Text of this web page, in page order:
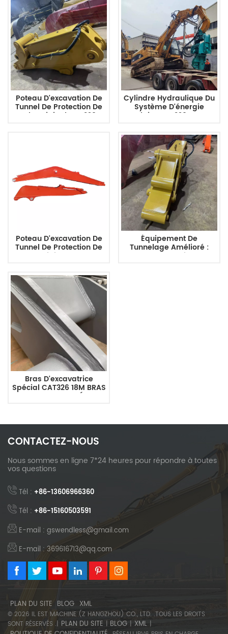
Poteau D'excavation De
Tunnel De Protection De
Style Original CAT320D
Cylindre Hydraulique Du
Système D'énergie
Solaire CAT320, Bras
Empilage
Poteau D'excavation De
Tunnel De Protection De
Style Original ZX240-3
Équipement De
Tunnelage Amélioré :
Bras D'excavatrice OEM
Bras D'excavatrice
Spécial CAT326 18M BRAS
LONGUE PORTÉE
CONTACTEZ-NOUS
Nous sommes en ligne 7*24 heures pour répondre à toutes
vos questions
Tél : +86-13606966360
Tél : +86-15160503591
E-mail : gswendless@gmail.com
E-mail : 369616713@qq.com
PLAN DU SITE BLOG XML
© 2026 IL EST MACHINE (Z HANGZHOU) CO., LTD. .TOUS LES DROITS
SONT RÉSERVÉS .| PLAN DU SITE | BLOG | XML |